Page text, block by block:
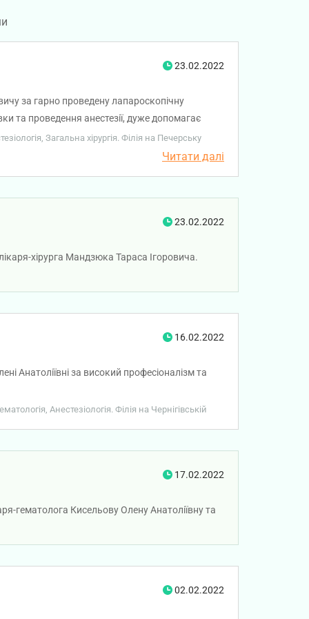
23.02.2022
за гарно проведену лапароскопічну
та проведення анестезії, дуже допомагає
Загальна хірургія. Філія на Печерську
Читати далі
23.02.2022
хірурга Мандзюка Тараса Ігоровича.
16.02.2022
Анатоліївні за високий професіоналізм та
Анестезіологія. Філія на Чернігівській
17.02.2022
гематолога Кисельову Олену Анатоліївну та
02.02.2022